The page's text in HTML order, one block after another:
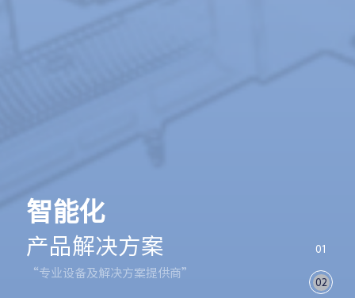
智能化
产品解决方案
“专业设备及解决方案提供商”
01
02